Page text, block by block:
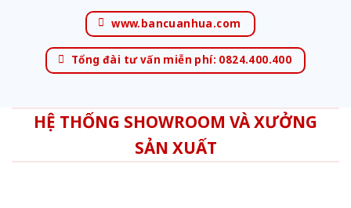
www.bancuanhua.com
Tổng đài tư vấn miễn phí: 0824.400.400
HỆ THỐNG SHOWROOM VÀ XƯỞNG
SẢN XUẤT